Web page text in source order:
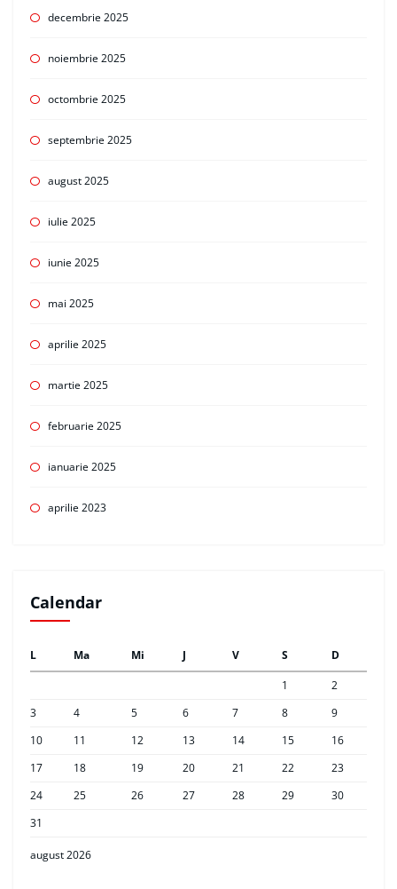
decembrie 2025
noiembrie 2025
octombrie 2025
septembrie 2025
august 2025
iulie 2025
iunie 2025
mai 2025
aprilie 2025
martie 2025
februarie 2025
ianuarie 2025
aprilie 2023
Calendar
august 2026
L Ma Mi J V S
D
1
2
3
4 5 6 7 8
9
10
11 12 13 14 15
16
17
18 19 20 21 22
23
24
25 26 27 28 29
30
31